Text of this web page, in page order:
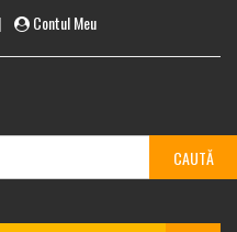
Contul Meu